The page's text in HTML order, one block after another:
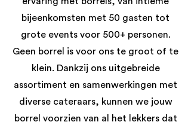
bijeenkomsten met 50 gasten tot
grote events voor 500+ personen.
Geen borrel is voor ons te groot of te
klein. Dankzij ons uitgebreide
assortiment en samenwerkingen met
diverse cateraars, kunnen we jouw
borrel voorzien van al het lekkers dat